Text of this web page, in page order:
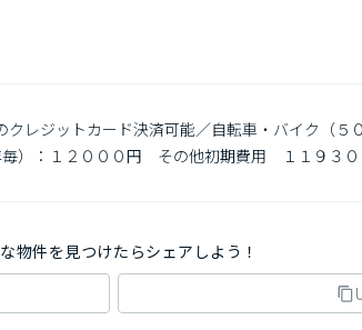
レジットカード決済可能／自転車・バイク（
）：１２０００円　その他初期費用　１１９３
物件を見つけたらシェアしよう！